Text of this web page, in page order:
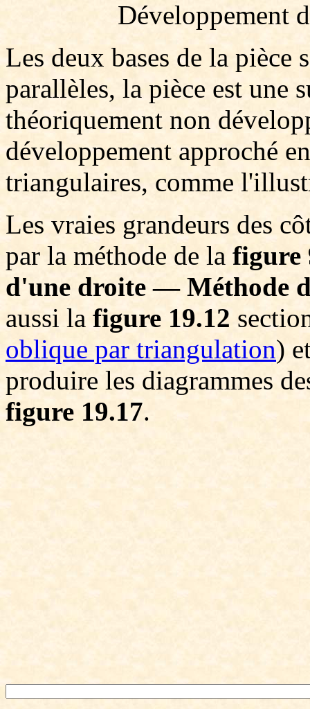
Développement
Les deux bases de la pièce
parallèles, la pièce est une
théoriquement non
développement approché
triangulaires, comme
Les vraies grandeurs des
par la méthode de la figure
d'une droite — Méthode
aussi la figure 19.12
oblique par triangulation)
produire les diagrammes
figure 19.17.